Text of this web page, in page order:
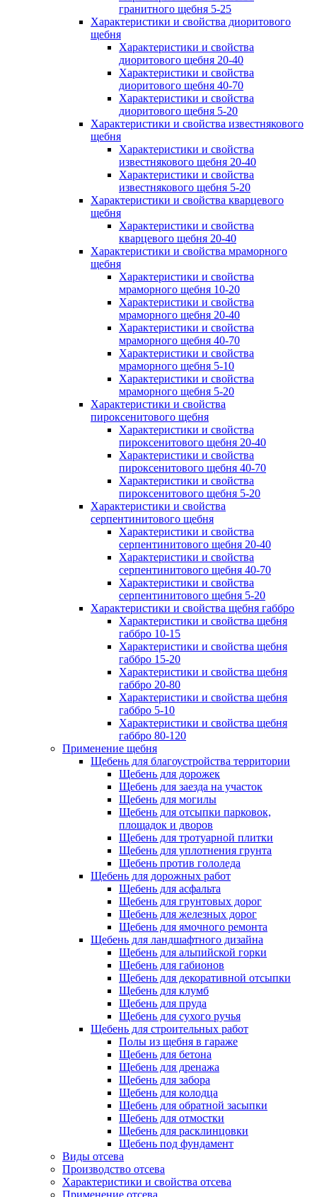
гранитного щебня 5-25
Характеристики и свойства диоритового
щебня
Характеристики и свойства
диоритового щебня 20-40
Характеристики и свойства
диоритового щебня 40-70
Характеристики и свойства
диоритового щебня 5-20
Характеристики и свойства известнякового
щебня
Характеристики и свойства
известнякового щебня 20-40
Характеристики и свойства
известнякового щебня 5-20
Характеристики и свойства кварцевого
щебня
Характеристики и свойства
кварцевого щебня 20-40
Характеристики и свойства мраморного
щебня
Характеристики и свойства
мраморного щебня 10-20
Характеристики и свойства
мраморного щебня 20-40
Характеристики и свойства
мраморного щебня 40-70
Характеристики и свойства
мраморного щебня 5-10
Характеристики и свойства
мраморного щебня 5-20
Характеристики и свойства
пироксенитового щебня
Характеристики и свойства
пироксенитового щебня 20-40
Характеристики и свойства
пироксенитового щебня 40-70
Характеристики и свойства
пироксенитового щебня 5-20
Характеристики и свойства
серпентинитового щебня
Характеристики и свойства
серпентинитового щебня 20-40
Характеристики и свойства
серпентинитового щебня 40-70
Характеристики и свойства
серпентинитового щебня 5-20
Характеристики и свойства щебня габбро
Характеристики и свойства щебня
габбро 10-15
Характеристики и свойства щебня
габбро 15-20
Характеристики и свойства щебня
габбро 20-80
Характеристики и свойства щебня
габбро 5-10
Характеристики и свойства щебня
габбро 80-120
Применение щебня
Щебень для благоустройства территории
Щебень для дорожек
Щебень для заезда на участок
Щебень для могилы
Щебень для отсыпки парковок,
площадок и дворов
Щебень для тротуарной плитки
Щебень для уплотнения грунта
Щебень против гололеда
Щебень для дорожных работ
Щебень для асфальта
Щебень для грунтовых дорог
Щебень для железных дорог
Щебень для ямочного ремонта
Щебень для ландшафтного дизайна
Щебень для альпийской горки
Щебень для габионов
Щебень для декоративной отсыпки
Щебень для клумб
Щебень для пруда
Щебень для сухого ручья
Щебень для строительных работ
Полы из щебня в гараже
Щебень для бетона
Щебень для дренажа
Щебень для забора
Щебень для колодца
Щебень для обратной засыпки
Щебень для отмостки
Щебень для расклинцовки
Щебень под фундамент
Виды отсева
Производство отсева
Характеристики и свойства отсева
Применение отсева